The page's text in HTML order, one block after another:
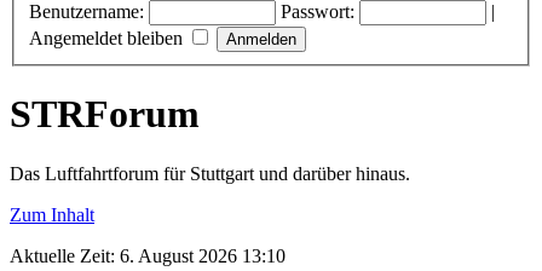
Benutzername: Passwort:
|
Angemeldet bleiben
STRForum
Das Luftfahrtforum für Stuttgart und darüber hinaus.
Zum Inhalt
Aktuelle Zeit: 6. August 2026 13:10